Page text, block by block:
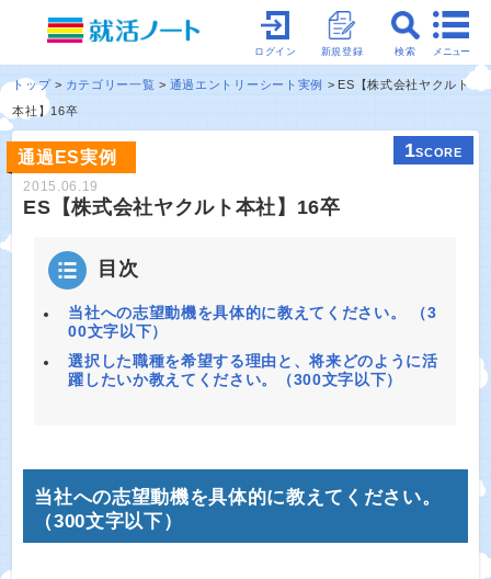
メニュー
検索
新規登録
ログイン
トップ カテゴリー一覧 通過エントリーシート実例
ES【株式会社ヤクルト
本社】16卒
通過ES実例 1SCORE
2015.06.19
ES【株式会社ヤクルト本社】16卒
目次
当社への志望動機を具体的に教えてください。 （3
00文字以下）
選択した職種を希望する理由と、将来どのように活
躍したいか教えてください。（300文字以下）
当社への志望動機を具体的に教えてください。
（300文字以下）